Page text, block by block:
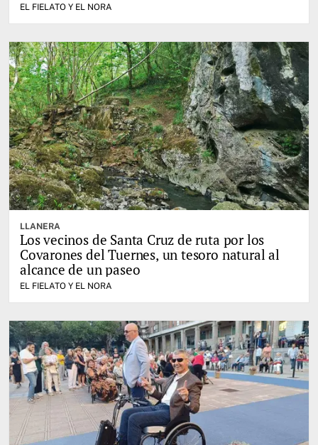
EL FIELATO Y EL NORA
LLANERA
Los vecinos de Santa Cruz de ruta por los
Covarones del Tuernes, un tesoro natural al
alcance de un paseo
EL FIELATO Y EL NORA